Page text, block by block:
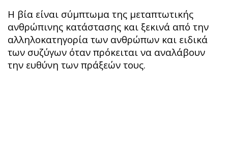
Η βία είναι σύμπτωμα της μεταπτωτικής
ανθρώπινης κατάστασης και ξεκινά από την
αλληλοκατηγορία των ανθρώπων και ειδικά
των συζύγων όταν πρόκειται να αναλάβουν
την ευθύνη των πράξεών τους.